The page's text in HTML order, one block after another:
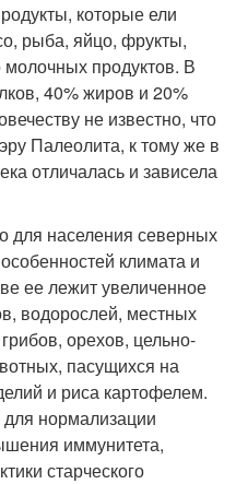
которые ели
рыба, яйцо, фрукты,
продуктов. В
40% жиров и 20%
не известно, что
Палеолита, к тому же в
отличалась и зависела
для населения северных
климата и
ее лежит увеличенное
водорослей, местных
орехов, цельно-
пасущихся на
и риса картофелем.
нормализации
иммунитета,
старческого